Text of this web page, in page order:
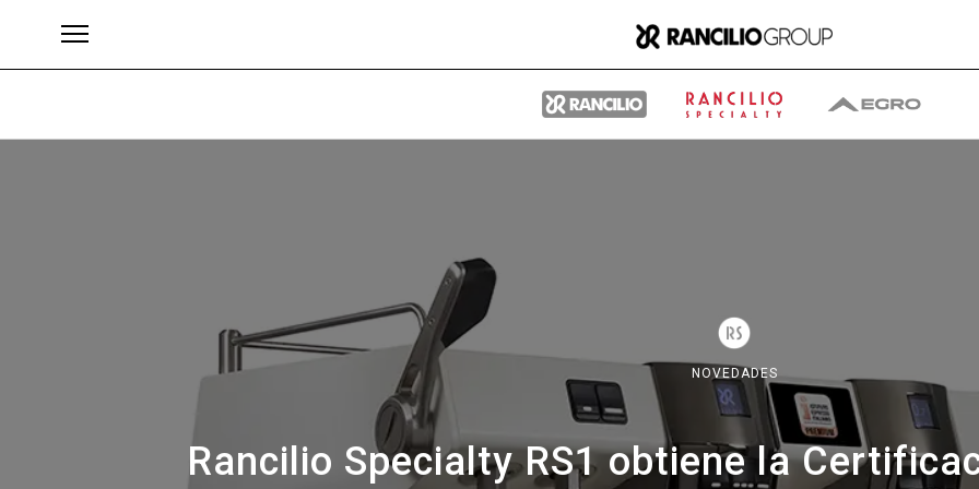
NOVEDADES
Rancilio Specialty RS1 obtiene la
Quiénes somos
Qué hacemos